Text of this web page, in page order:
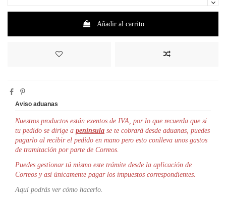
Añadir al carrito
Aviso aduanas
Nuestros productos están exentos de IVA, por lo que recuerda que si
tu pedido se dirige a península se te cobrará desde aduanas, puedes
pagarlo al recibir el pedido en mano pero esto conlleva unos gastos
de tramitación por parte de Correos.
Puedes gestionar tú mismo este trámite desde la aplicación de
Correos y así únicamente pagar los impuestos correspondientes.
Aquí podrás ver cómo hacerlo.